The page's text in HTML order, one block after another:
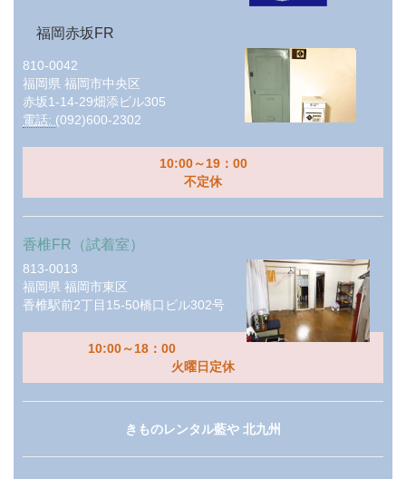
福岡赤坂FR
810-0042
福岡県 福岡市中央区
赤坂1-14-29畑添ビル305
電話: (092)600-2302
10:00～19：00
不定休
香椎FR（試着室）
813-0013
福岡県 福岡市東区
香椎駅前2丁目15-50橋口ビル302号
10:00～18：00
火曜日定休
きものレンタル藍や 北九州